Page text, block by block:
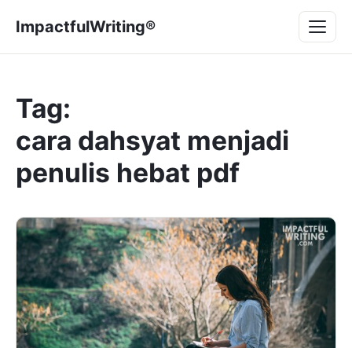
konten
ImpactfulWriting® Menu
Tag:
cara dahsyat menjadi
penulis hebat pdf